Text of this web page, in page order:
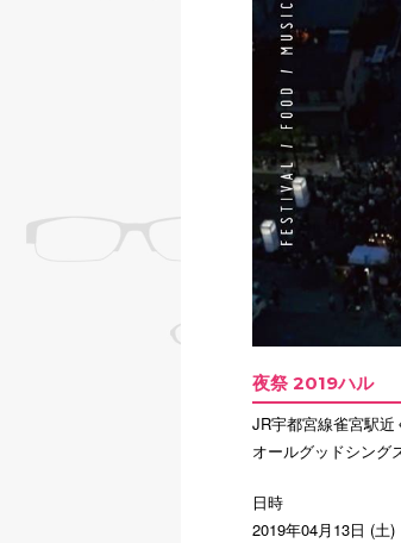
夜祭 2019ハル
JR宇都宮線雀宮駅近
オールグッドシング
日時
2019年04月13日 (土)